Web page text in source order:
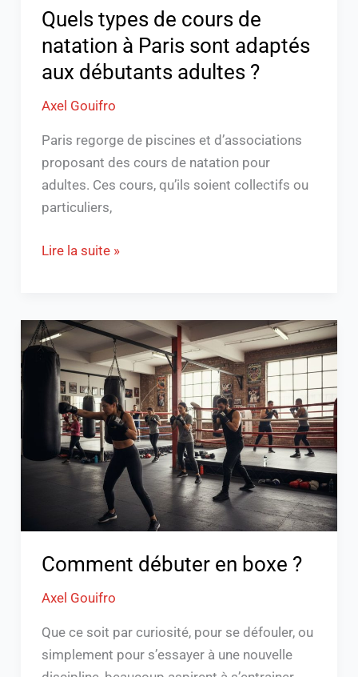
Quels types de cours de
natation à Paris sont adaptés
aux débutants adultes ?
Axel Gouifro
Paris regorge de piscines et d’associations
proposant des cours de natation pour
adultes. Ces cours, qu’ils soient collectifs ou
particuliers,
aux
débutants
adultes
?
Lire la suite »
Comment débuter en boxe ?
Axel Gouifro
Que ce soit par curiosité, pour se défouler, ou
simplement pour s’essayer à une nouvelle
Comment
débuter
boxe